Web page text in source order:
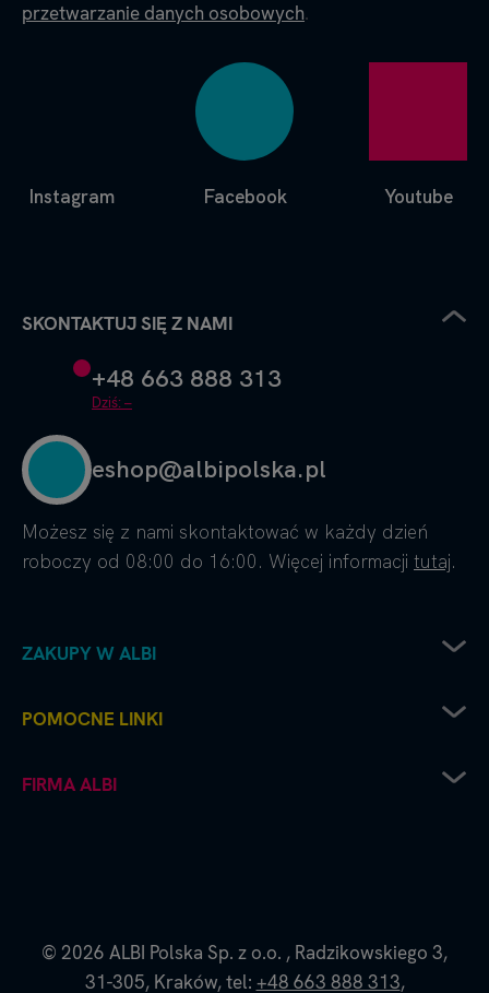
przetwarzanie danych osobowych.
Facebook
Instagram Youtube
SKONTAKTUJ SIĘ Z NAMI
+48 663 888 313
Dziś: –
eshop@albipolska.pl
Możesz się z nami skontaktować w każdy dzień
roboczy od 08:00 do 16:00. Więcej informacji tutaj.
ZAKUPY W ALBI
Sposoby dostawy
Reklamacje
POMOCNE LINKI
Recenzje i oceny
FIRMA ALBI
O nas - historia i filozofia Albi
Blog Albi
© 2026 ALBI Polska Sp. z o.o. , Radzikowskiego 3,
31-305, Kraków,tel: +48 663 888 313,